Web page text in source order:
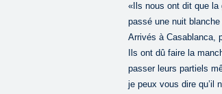
«Ils nous ont dit que la
passé une nuit
Arrivés à Casablanca,
Ils ont dû faire la
passer leurs partiels
je peux vous dire qu’il